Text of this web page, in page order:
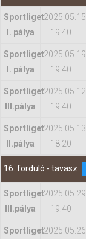
Sportliget
I. pálya
2025.05.15
19:40
Sportliget
I. pálya
2025.05.19
19:40
Sportliget
IIl.pálya
2025.05.12
19:40
Sportliget
II.pálya
2025.05.13
18:20
16. forduló - tavasz
Sportliget
IIl.pálya
2025.05.29
19:40
Sportliget2025.05.26